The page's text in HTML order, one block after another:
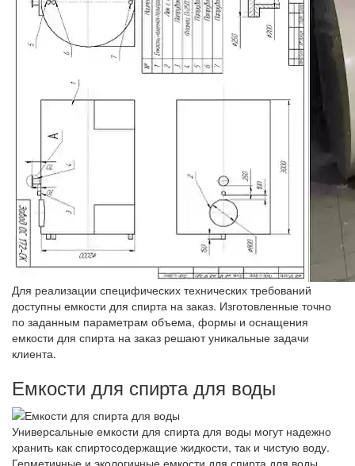
Для реализации специфических технических требований
доступны емкости для спирта на заказ. Изготовленные точно
по заданным параметрам объема, формы и оснащения
емкости для спирта на заказ решают уникальные задачи
клиента.
Емкости для спирта для воды
Универсальные емкости для спирта для воды могут надежно
хранить как спиртосодержащие жидкости, так и чистую воду.
Герметичные и экологичные емкости для спирта для воды